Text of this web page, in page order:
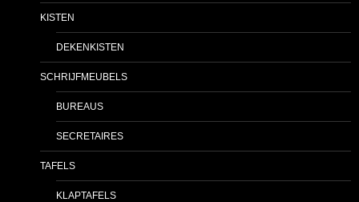
KISTEN
DEKENKISTEN
SCHRIJFMEUBELS
BUREAUS
SECRETAIRES
TAFELS
KLAPTAFELS